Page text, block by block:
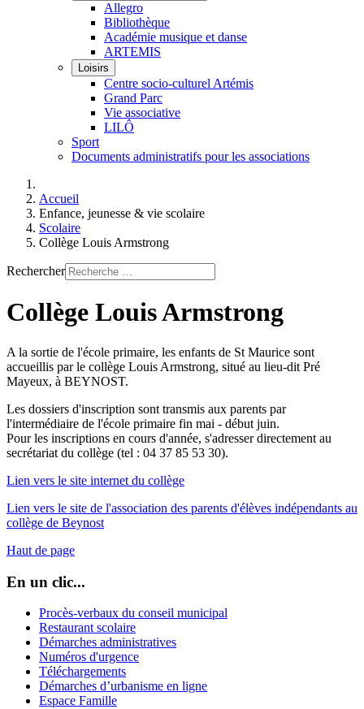
Allegro
Bibliothèque
Académie musique et danse
ARTEMIS
Loisirs
Centre socio-culturel Artémis
Grand Parc
Vie associative
LILÔ
Sport
Documents administratifs pour les associations
Accueil
Enfance, jeunesse & vie scolaire
Scolaire
Collège Louis Armstrong
Rechercher
Collège Louis Armstrong
A la sortie de l'école primaire, les enfants de St Maurice sont
accueillis par le collège Louis Armstrong, situé au lieu-dit Pré
Mayeux, à BEYNOST.
Les dossiers d'inscription sont transmis aux parents par
l'intermédiaire de l'école primaire fin mai - début juin.
Pour les inscriptions en cours d'année, s'adresser directement au
secrétariat du collège (tel : 04 37 85 53 30).
Lien vers le site internet du collège
Lien vers le site de l'association des parents d'élèves indépendants au
collège de Beynost
Haut de page
En un clic...
Procès-verbaux du conseil municipal
Restaurant scolaire
Démarches administratives
Numéros d'urgence
Téléchargements
Démarches d’urbanisme en ligne
Espace Famille